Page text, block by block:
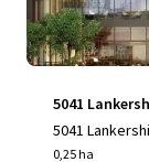
5041
5041
0,25 ha